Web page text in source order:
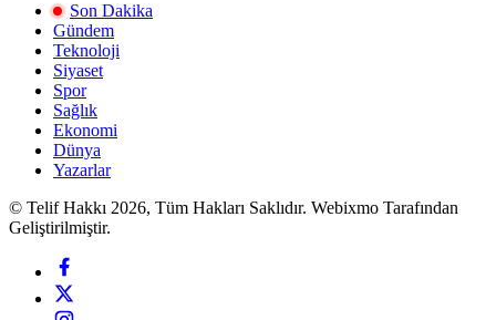
Son Dakika
Gündem
Teknoloji
Siyaset
Spor
Sağlık
Ekonomi
Dünya
Yazarlar
© Telif Hakkı 2026, Tüm Hakları Saklıdır. Webixmo Tarafından
Geliştirilmiştir.